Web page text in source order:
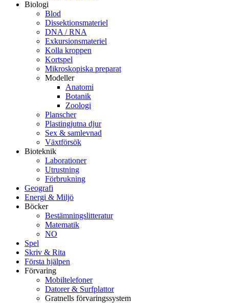
Biologi
Blod
Dissektionsmateriel
DNA / RNA
Exkursionsmateriel
Kolla kroppen
Kortspel
Mikroskopiska preparat
Modeller
Anatomi
Botanik
Zoologi
Planscher
Plastingjutna djur
Sex & samlevnad
Växtförsök
Bioteknik
Laborationer
Utrustning
Förbrukning
Geografi
Energi & Miljö
Böcker
Bestämningslitteratur
Matematik
NO
Spel
Skriv & Rita
Första hjälpen
Förvaring
Mobiltelefoner
Datorer & Surfplattor
Gratnells förvaringssystem